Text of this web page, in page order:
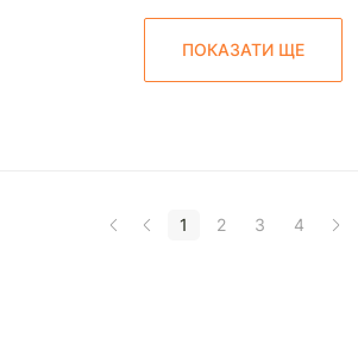
ПОКАЗАТИ ЩЕ
1 2 3 4